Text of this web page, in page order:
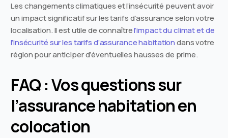
Les changements climatiques et l’insécurité peuvent avoir
un impact significatif sur les tarifs d’assurance selon votre
localisation. Il est utile de connaîtrel’impact du climat et de
l’insécurité sur les tarifs d’assurance habitationdans votre
région pour anticiper d’éventuelles hausses de prime.
FAQ : Vos questions sur
l’assurance habitation en
colocation